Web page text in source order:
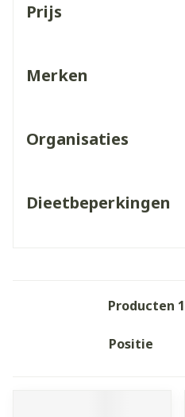
Prijs
Merken
Organisaties
Dieetbeperkingen
Producten 1
Sorteer op: